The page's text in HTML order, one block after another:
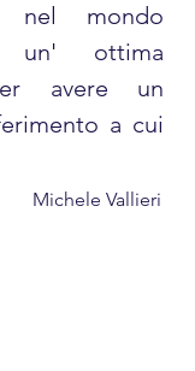
nel mondo
un' ottima
avere un
a cui
Michele Vallieri